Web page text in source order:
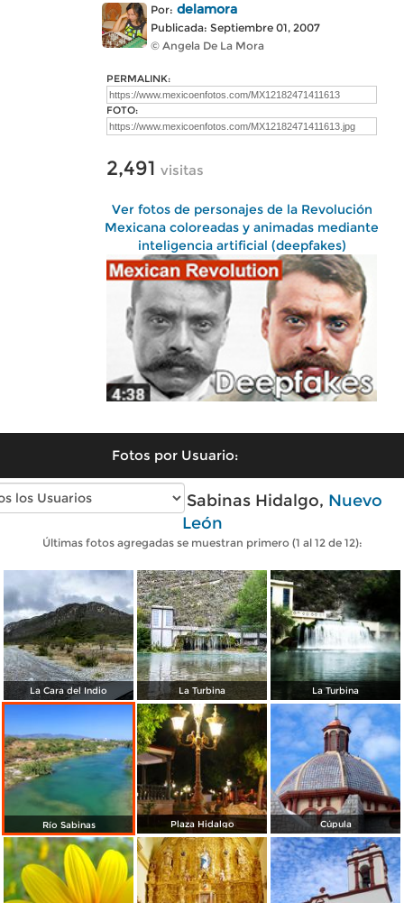
Por: delamora
Publicada: Septiembre 01, 2007
© Angela De La Mora
PERMALINK:
FOTO:
2,491 visitas
Ver fotos de personajes de la Revolución
Mexicana coloreadas y animadas mediante
inteligencia artificial (deepfakes)
Fotos por Usuario:
Fotos modernas de Sabinas Hidalgo, Nuevo
León
Últimas fotos agregadas se muestran primero (1 al 12 de 12):
La Cara del Indio La Turbina La Turbina
Río Sabinas Plaza Hidalgo Cúpula